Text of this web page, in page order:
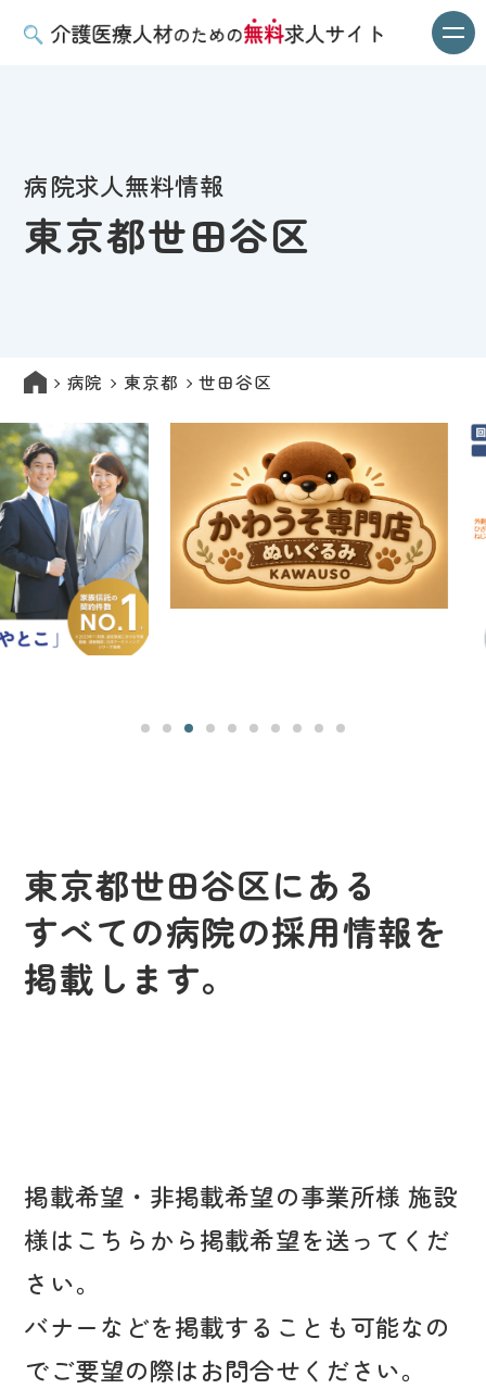
病院求人無料情報
東京都世田谷区
病院 東京都 世田谷区
東京都世田谷区にある
すべての病院の採用情報を
掲載します。
掲載希望・非掲載希望の事業所様 施設
様はこちらから掲載希望を送ってくだ
さい。
バナーなどを掲載することも可能なの
でご要望の際はお問合せください。